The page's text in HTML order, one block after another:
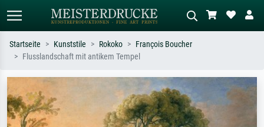
Suchen Sie nach Künstlern, Werktiteln
oder Stilen – z.B. Monet,
Sternennacht, Impressionismus, Welle
Beschreiben Sie die Szene – z.B. Grüne
Wiese, Abstrakt mit viel Rot, Dunkles
Ölgemälde, Stehender Akt neben einem
Baum.
Startseite Kunststile Rokoko
François Boucher
Flusslandschaft mit antikem Tempel